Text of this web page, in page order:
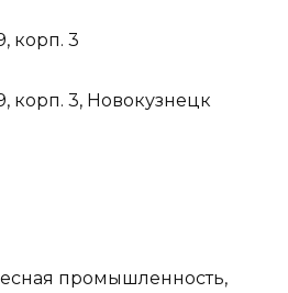
корп. 3
корп. 3, Новокузнецк
промышленность,